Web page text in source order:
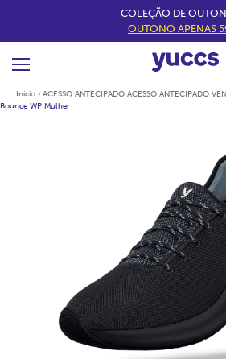
COLEÇÃO DE
OUTONO APENAS
Início › ACESSO ANTECIPADO ACESSO ANTECIPADO
Bounce WP Mulher